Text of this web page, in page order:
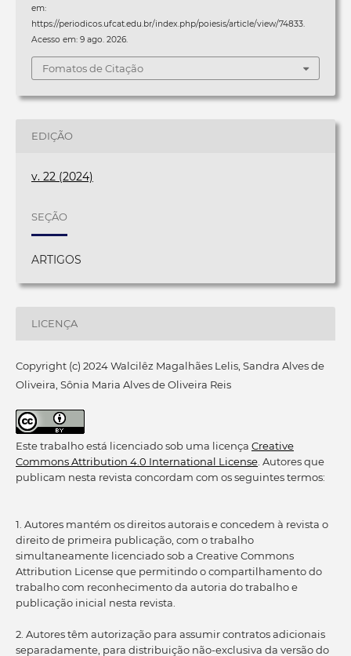
em:
https://periodicos.ufcat.edu.br/index.php/poiesis/article/view/74833.
Acesso em: 9 ago. 2026.
Fomatos de Citação
EDIÇÃO
v. 22 (2024)
SEÇÃO
ARTIGOS
LICENÇA
Copyright (c) 2024 Walcilêz Magalhães Lelis, Sandra Alves de
Oliveira, Sônia Maria Alves de Oliveira Reis
Este trabalho está licenciado sob uma licença Creative
Commons Attribution 4.0 International License. Autores que
publicam nesta revista concordam com os seguintes termos:
1. Autores mantém os direitos autorais e concedem à revista o
direito de primeira publicação, com o trabalho
simultaneamente licenciado sob a Creative Commons
Attribution License que permitindo o compartilhamento do
trabalho com reconhecimento da autoria do trabalho e
publicação inicial nesta revista.
2. Autores têm autorização para assumir contratos adicionais
separadamente, para distribuição não-exclusiva da versão do